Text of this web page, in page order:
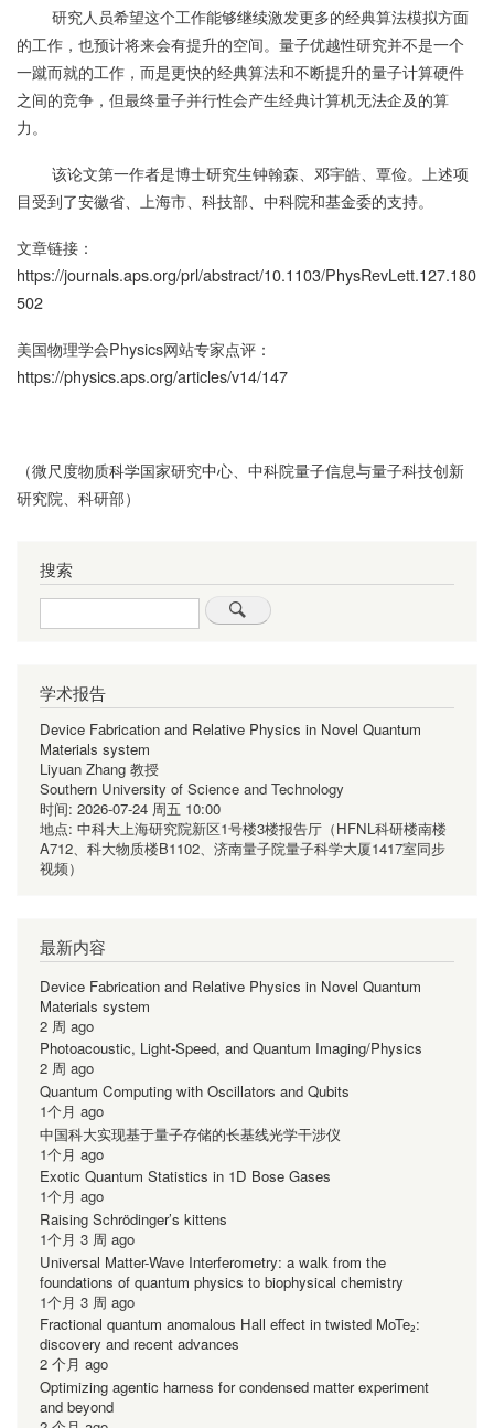
研究人员希望这个工作能够继续激发更多的经典算法模拟方面
的工作，也预计将来会有提升的空间。量子优越性研究并不是一个
一蹴而就的工作，而是更快的经典算法和不断提升的量子计算硬件
之间的竞争，但最终量子并行性会产生经典计算机无法企及的算
力。
该论文第一作者是博士研究生钟翰森、邓宇皓、覃俭。上述项
目受到了安徽省、上海市、科技部、中科院和基金委的支持。
文章链接：
https://journals.aps.org/prl/abstract/10.1103/PhysRevLett.127.180
502
美国物理学会Physics网站专家点评：
https://physics.aps.org/articles/v14/147
（微尺度物质科学国家研究中心、中科院量子信息与量子科技创新
研究院、科研部）
搜索
Search
学术报告
Device Fabrication and Relative Physics in Novel Quantum
Materials system
Liyuan Zhang 教授
Southern University of Science and Technology
时间: 2026-07-24 周五 10:00
地点: 中科大上海研究院新区1号楼3楼报告厅（HFNL科研楼南楼
A712、科大物质楼B1102、济南量子院量子科学大厦1417室同步
视频）
最新内容
Device Fabrication and Relative Physics in Novel Quantum
Materials system
2 周 ago
Photoacoustic, Light-Speed, and Quantum Imaging/Physics
2 周 ago
Quantum Computing with Oscillators and Qubits
1个月 ago
中国科大实现基于量子存储的长基线光学干涉仪
1个月 ago
Exotic Quantum Statistics in 1D Bose Gases
1个月 ago
Raising Schrödinger’s kittens
1个月 3 周 ago
Universal Matter-Wave Interferometry: a walk from the
foundations of quantum physics to biophysical chemistry
1个月 3 周 ago
Fractional quantum anomalous Hall effect in twisted MoTe₂:
discovery and recent advances
2 个月 ago
Optimizing agentic harness for condensed matter experiment
and beyond